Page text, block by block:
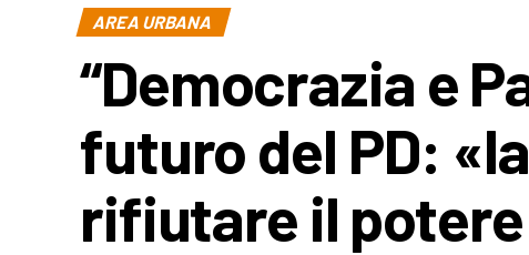
AREA URBANA
“Democrazia e
futuro del PD:
rifiutare il